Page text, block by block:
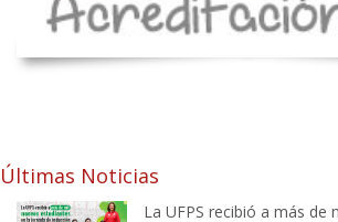
Últimas Noticias
La UFPS recibió a más de